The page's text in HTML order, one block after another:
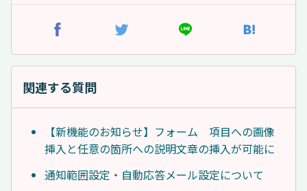
関連する質問
【新機能のお知らせ】フォーム 項目への画像
挿入と任意の箇所への説明文章の挿入が可能に
通知範囲設定・自動応答メール設定について